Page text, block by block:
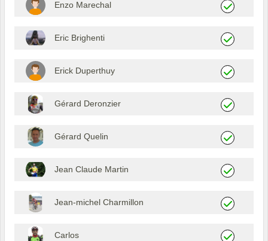
Enzo Marechal
Eric Brighenti
Erick Duperthuy
Gérard Deronzier
Gérard Quelin
Jean Claude Martin
Jean-michel Charmillon
Carlos